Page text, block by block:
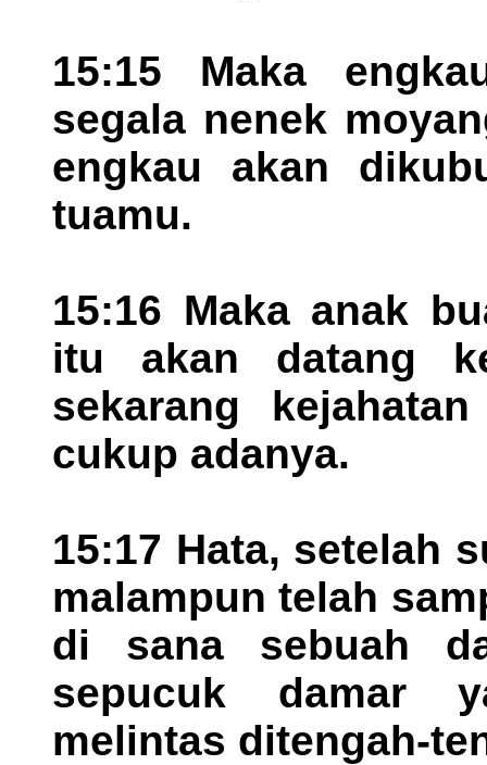
15:15 Maka
segala nenek
engkau akan
tuamu.
15:16 Maka anak
itu akan datang
sekarang
cukup adanya.
15:17 Hata, setelah
malampun telah
di sana sebuah
sepucuk damar
melintas ditengah-